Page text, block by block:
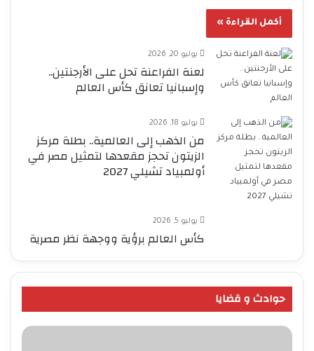
أكمل القراءة »
يوليو 20, 2026
لعنة الفراعنة تحل على الأرجنتين..
وإسبانيا تعانق كأس العالم
يوليو 18, 2026
من الذهب إلى العالمية.. بطلة مركز
الزيتون تحجز مقعدها لتمثيل مصر في
أولمبياد تشيلي 2027
يوليو 5, 2026
كأس العالم برؤية ووجهة نظر مصرية
حوادث و قضايا